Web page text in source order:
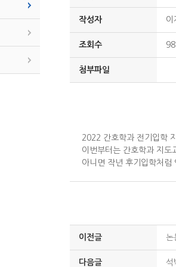
작성자 이
조회수
첨부파일
2022 간호학과 전기입학
이번부터는 간호학과 지도
아니면 작년 후기입학처럼
이전글 논
다음글 석